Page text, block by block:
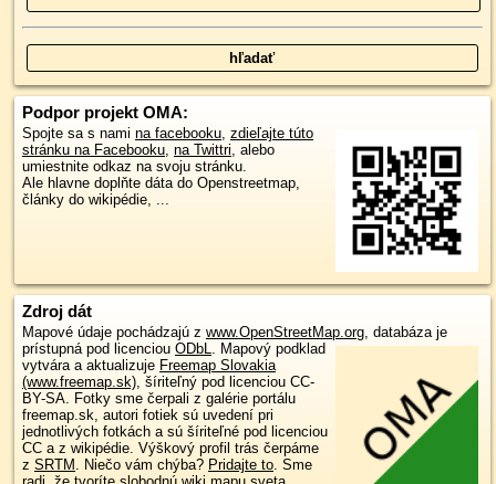
Podpor projekt OMA:
Spojte sa s nami na facebooku, zdieľajte túto
stránku na Facebooku, na Twittri, alebo
umiestnite odkaz na svoju stránku.
Ale hlavne doplňte dáta do Openstreetmap,
články do wikipédie, ...
Zdroj dát
Mapové údaje pochádzajú z www.OpenStreetMap.org, databáza je
prístupná pod licenciou ODbL. Mapový podklad
vytvára a aktualizuje Freemap Slovakia
(www.freemap.sk), šíriteľný pod licenciou CC-
BY-SA. Fotky sme čerpali z galérie portálu
freemap.sk, autori fotiek sú uvedení pri
jednotlivých fotkách a sú šíriteľné pod licenciou
CC a z wikipédie. Výškový profil trás čerpáme
z SRTM . Niečo vám chýba? Pridajte to. Sme